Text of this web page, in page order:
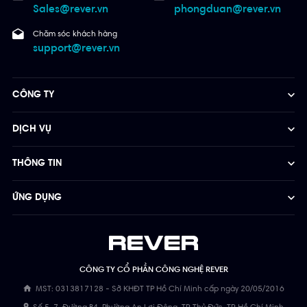
Sales@rever.vn phongduan@rever.vn
Chăm sóc khách hàng
support@rever.vn
CÔNG TY CỔ PHẦN CÔNG NGHỆ REVER
MST: 0313817128 - Sở KHĐT TP Hồ Chí Minh cấp ngày 20/05/2016
CÔNG TY
DỊCH VỤ
THÔNG TIN
ỨNG DỤNG